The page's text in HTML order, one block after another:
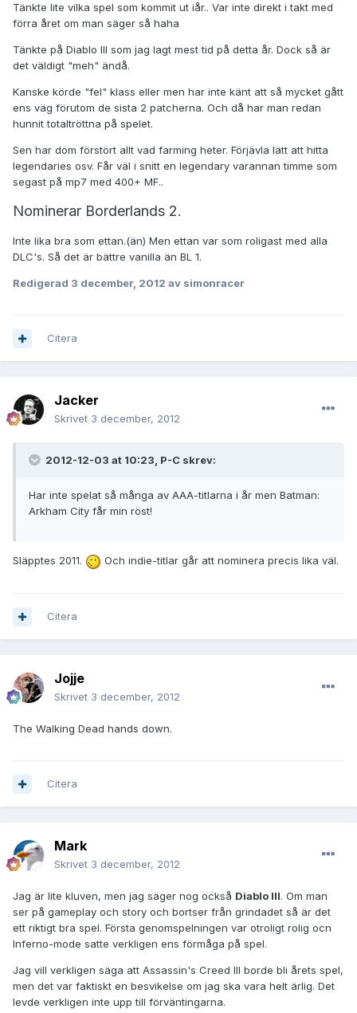
Tänkte lite vilka spel som kommit ut iår.. Var inte direkt i takt med
förra året om man säger så haha
Tänkte på Diablo III som jag lagt mest tid på detta år. Dock så är
det väldigt "meh" ändå.
Kanske körde "fel" klass eller men har inte känt att så mycket gått
ens väg förutom de sista 2 patcherna. Och då har man redan
hunnit totaltröttna på spelet.
Sen har dom förstört allt vad farming heter. Förjävla lätt att hitta
legendaries osv. Får väl i snitt en legendary varannan timme som
segast på mp7 med 400+ MF..
Nominerar Borderlands 2.
Inte lika bra som ettan.(än) Men ettan var som roligast med alla
DLC's. Så det är bättre vanilla än BL 1.
Redigerad 3 december, 2012 av simonracer
Citera
Jacker
Skrivet 3 december, 2012
2012-12-03 at 10:23, P-C skrev:
Har inte spelat så många av AAA-titlarna i år men Batman:
Arkham City får min röst!
Släpptes 2011. Och indie-titlar går att nominera precis lika väl.
Citera
Jojje
Skrivet 3 december, 2012
The Walking Dead hands down.
Citera
Mark
Skrivet 3 december, 2012
Jag är lite kluven, men jag säger nog också Diablo III. Om man
ser på gameplay och story och bortser från grindadet så är det
ett riktigt bra spel. Första genomspelningen var otroligt rolig ocn
Inferno-mode satte verkligen ens förmåga på spel.
Jag vill verkligen säga att Assassin's Creed III borde bli årets spel,
men det var faktiskt en besvikelse om jag ska vara helt ärlig. Det
levde verkligen inte upp till förväntingarna.